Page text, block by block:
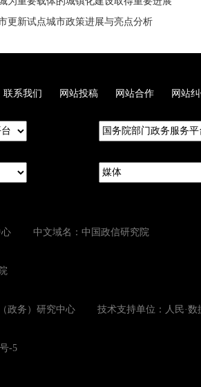
更新试点城市政策进展与亮点分析
联系我们 网站投稿 网站合作 网站
心 中文域名：中国政信研究院
政务）研究中心 技术支持单位：人民·数
-5